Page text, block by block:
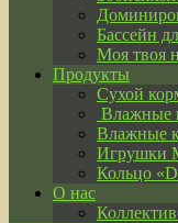
Бассейн
Моя твоя
Продукты
Сухой
Влажные
Влажные
Игрушки
Кольцо
О нас